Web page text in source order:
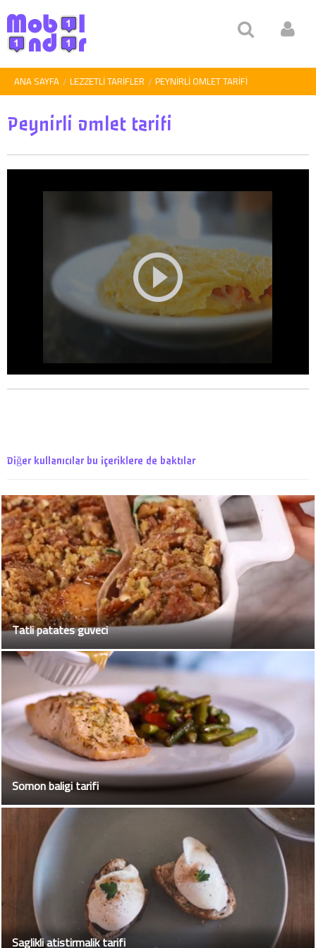
ANA SAYFA LEZZETLI TARIFLER PEYNIRLI OMLET TARIFI
Peynirli omlet tarifi
Diğer kullanıcılar bu içeriklere de baktılar
Tatli patates guveci
Somon baligi tarifi
Saglikli atistirmalik tarifi